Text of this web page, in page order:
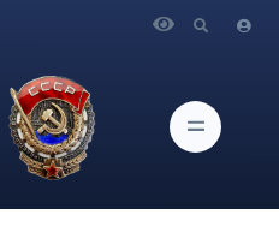
России состоялась II
по
организованная Школой
права и Клубом